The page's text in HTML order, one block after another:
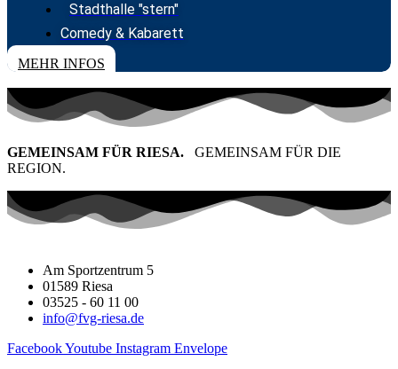
Stadthalle "stern"
Comedy & Kabarett
MEHR INFOS
GEMEINSAM FÜR RIESA. GEMEINSAM FÜR DIE
REGION.
Am Sportzentrum 5
01589 Riesa
03525 - 60 11 00
info@fvg-riesa.de
FacebookYoutube Instagram Envelope